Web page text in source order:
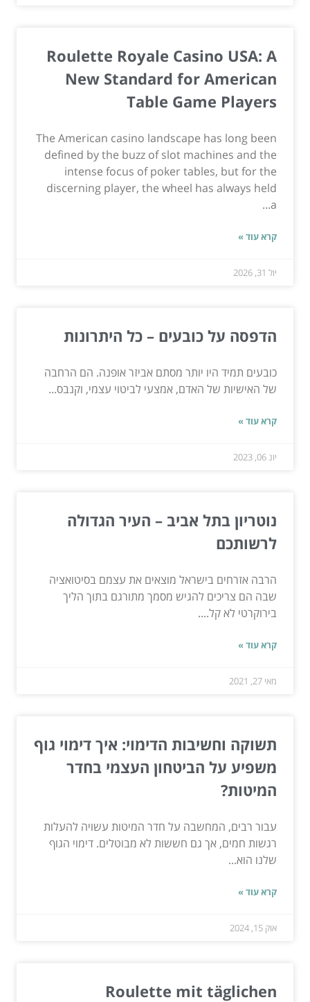
Roulette Royale Casino USA: A
New Standard for American
Table Game Players
The American casino landscape has long been
defined by the buzz of slot machines and the
intense focus of poker tables, but for the
discerning player, the wheel has always held
a...
קרא עוד »
יול 31, 2026
הדפסה על כובעים – כל היתרונות
כובעים תמיד היו יותר מסתם אביזר אופנה. הם הרחבה
של האישיות של האדם, אמצעי לביטוי עצמי, וקנבס...
קרא עוד »
יונ 06, 2023
נוטריון בתל אביב – העיר הגדולה
לרשותכם
הרבה אזרחים בישראל מוצאים את עצמם בסיטואציה
שבה הם צריכים להגיש מסמך מתורגם בתוך הליך
בירוקרטי לא קל....
קרא עוד »
מאי 27, 2021
תשוקה וחשיבות הדימוי: איך דימוי גוף
משפיע על הביטחון העצמי בחדר
המיטות?
עבור רבים, המחשבה על חדר המיטות עשויה להעלות
רגשות חמים, אך גם חששות לא מבוטלים. דימוי הגוף
שלנו הוא...
קרא עוד »
אוק 15, 2024
Roulette mit täglichen